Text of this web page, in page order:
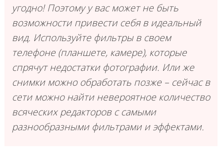
угодно! Поэтому у вас может не быть
возможности привести себя в идеальный
вид. Используйте фильтры в своем
телефоне (планшете, камере), которые
спрячут недостатки фотографии. Или же
снимки можно обработать позже – сейчас в
сети можно найти невероятное количество
всяческих редакторов с самыми
разнообразными фильтрами и эффектами.